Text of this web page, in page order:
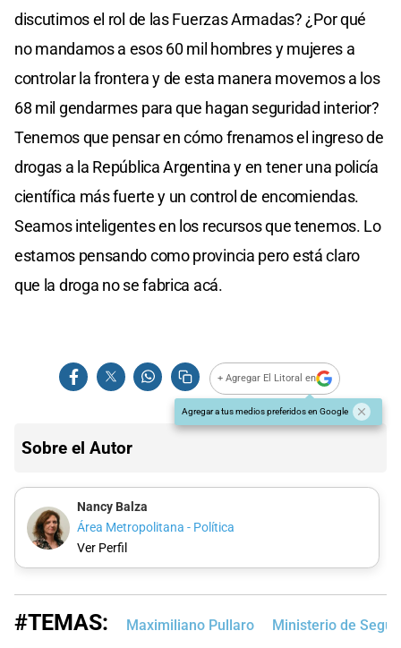
discutimos el rol de las Fuerzas Armadas? ¿Por qué
no mandamos a esos 60 mil hombres y mujeres a
controlar la frontera y de esta manera movemos a los
68 mil gendarmes para que hagan seguridad interior?
Tenemos que pensar en cómo frenamos el ingreso de
drogas a la República Argentina y en tener una policía
científica más fuerte y un control de encomiendas.
Seamos inteligentes en los recursos que tenemos. Lo
estamos pensando como provincia pero está claro
que la droga no se fabrica acá.
+ Agregar El Litoral en
Agregar a tus medios preferidos en Google
Sobre el Autor
Nancy Balza
Área Metropolitana - Política
Ver Perfil
#TEMAS: Maximiliano Pullaro Ministerio de